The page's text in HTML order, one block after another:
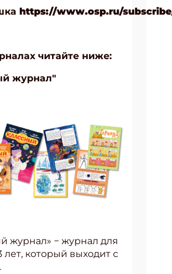
https://www.osp.ru/
читайте ниже:
журнал"
журнал» − журнал для
лет, который выходит с